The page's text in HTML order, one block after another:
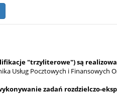
"trzyliterowe") są
Usług Pocztowych i Finansowych
zadań rozdzielczo-